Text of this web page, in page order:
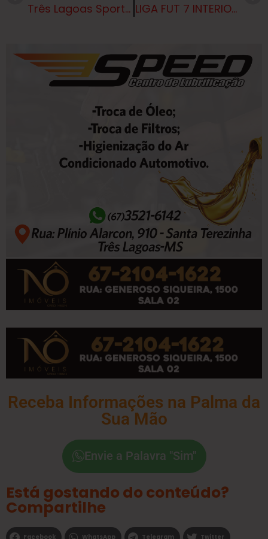
Três Lagoas Sport Club é campeão!!! LIGA FUT 7 INTERIOR DE FUTEBOL SOCIETY
Receba Informações na Palma da
Sua Mão
Envie a Palavra "Sim"
Está gostando do conteúdo?
Compartilhe
Facebook WhatsApp Telegram Twitter